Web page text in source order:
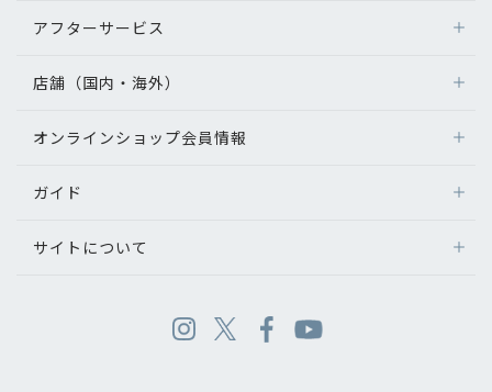
アフターサービス
店舗（国内・海外）
オンラインショップ会員情報
ガイド
サイトについて